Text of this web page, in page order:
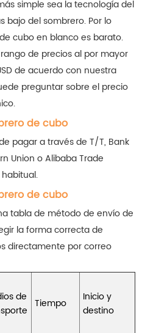
simple sea la tecnología del
bajo del sombrero. Por lo
cubo en blanco es barato.
de precios al por mayor
de acuerdo con nuestra
preguntar sobre el precio
de cubo
pagar a través de T/T, Bank
Union o Alibaba Trade
de cubo
tabla de método de envío de
la forma correcta de
directamente por correo
de
Tiempo
Inicio y
destino